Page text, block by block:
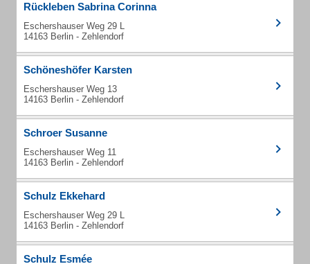
Rückleben Sabrina Corinna
Eschershauser Weg 29 L
14163 Berlin - Zehlendorf
Schöneshöfer Karsten
Eschershauser Weg 13
14163 Berlin - Zehlendorf
Schroer Susanne
Eschershauser Weg 11
14163 Berlin - Zehlendorf
Schulz Ekkehard
Eschershauser Weg 29 L
14163 Berlin - Zehlendorf
Schulz Esmée